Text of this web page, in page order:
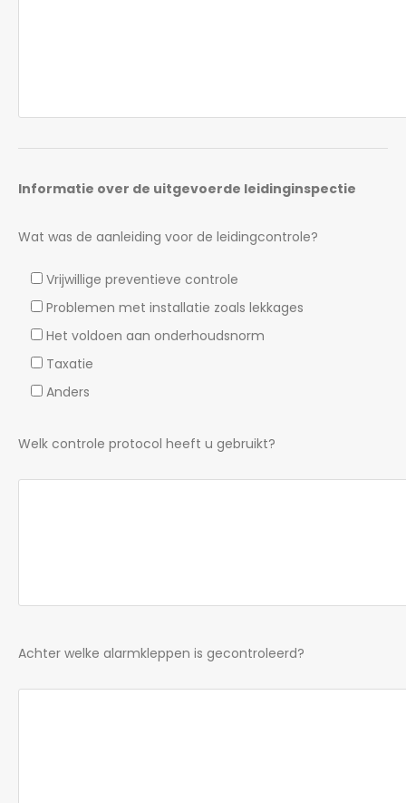
Informatie over de uitgevoerde leidinginspectie
Wat was de aanleiding voor de leidingcontrole?
Vrijwillige preventieve controle
Problemen met installatie zoals lekkages
Het voldoen aan onderhoudsnorm
Taxatie
Anders
Welk controle protocol heeft u gebruikt?
Achter welke alarmkleppen is gecontroleerd?